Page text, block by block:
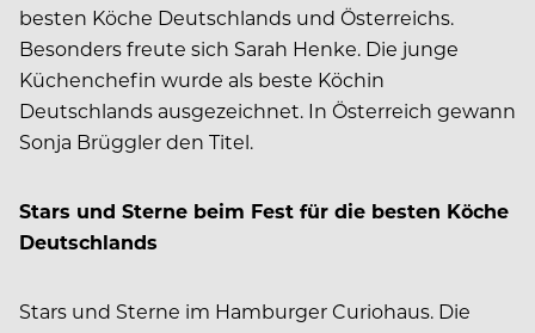
besten Köche Deutschlands und Österreichs.
Besonders freute sich Sarah Henke. Die junge
Küchenchefin wurde als beste Köchin
Deutschlands ausgezeichnet. In Österreich gewann
Sonja Brüggler den Titel.
Stars und Sterne beim Fest für die besten Köche
Deutschlands
Stars und Sterne im Hamburger Curiohaus. Die